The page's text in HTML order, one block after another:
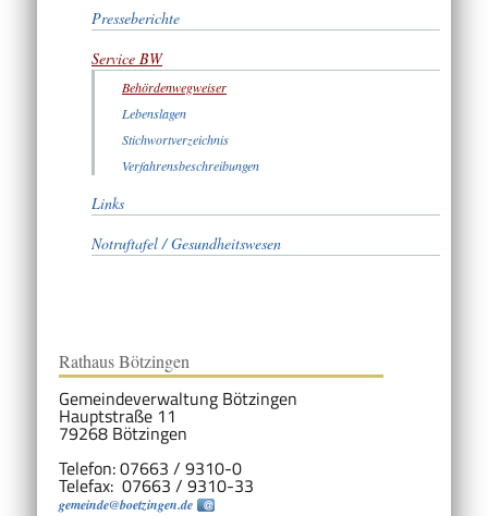
Presseberichte
Service BW
Behördenwegweiser
Lebenslagen
Stichwortverzeichnis
Verfahrensbeschreibungen
Links
Notruftafel / Gesundheitswesen
Rathaus Bötzingen
Gemeindeverwaltung Bötzingen
Hauptstraße 11
79268 Bötzingen
Telefon: 07663 / 9310-0
Telefax: 07663 / 9310-33
gemeinde@boetzingen.de